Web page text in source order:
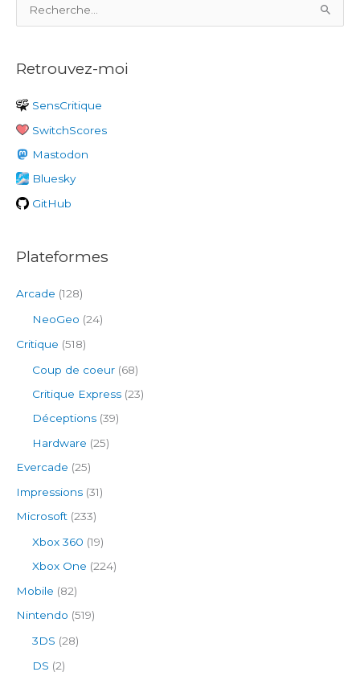
e
h
r
c
h
e
r
Retrouvez-moi
SensCritique
SwitchScores
Mastodon
Bluesky
GitHub
Plateformes
Arcade (128)
NeoGeo (24)
Critique (518)
Coup de coeur (68)
Critique Express (23)
Déceptions (39)
Hardware (25)
Evercade (25)
Impressions (31)
Microsoft (233)
Xbox 360 (19)
Xbox One (224)
Mobile (82)
Nintendo (519)
3DS (28)
DS (2)